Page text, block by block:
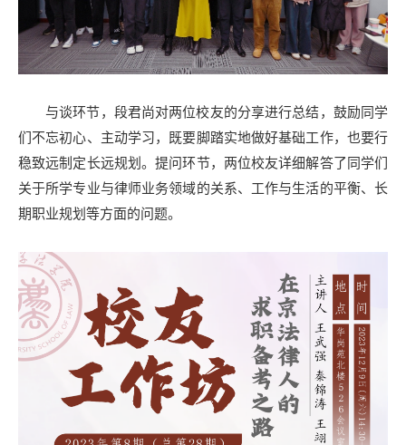
与谈环节，段君尚对两位校友的分享进行总结，鼓励同学
们不忘初心、主动学习，既要脚踏实地做好基础工作，也要行
稳致远制定长远规划。提问环节，两位校友详细解答了同学们
关于所学专业与律师业务领域的关系、工作与生活的平衡、长
期职业规划等方面的问题。